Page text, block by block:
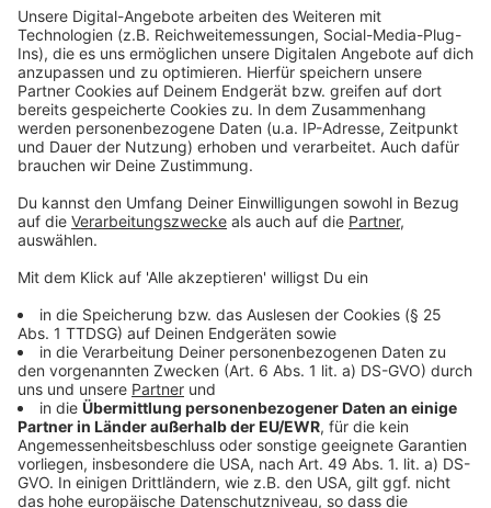
kaltem
Salzwasser geben. Die Spätzle in einem Sieb gut
abtropfen lassen.
Geschmelzte Zwiebeln:
Zwiebeln abziehen und in dünne Ringe schneiden.
bestäuben. 1 EL Butter und das Öl in einer großen
Pfanne erhitzen. Die Zwiebelringe darin etwa 10
braten. Herausnehmen und im Backofen warm
halten.
Die restliche Butter in die heiße Pfanne geben,
schmelzen lassen und die Spätzle darin bei
starker Hitze unter Wenden anbraten. Den
geriebenen Käse unterheben und unter Rühren
weiter erhitzen, bis er ganz geschmolzen ist.
Zwiebeln und Petersilie über die Käsespätzle
streuen und am besten sofort servieren.